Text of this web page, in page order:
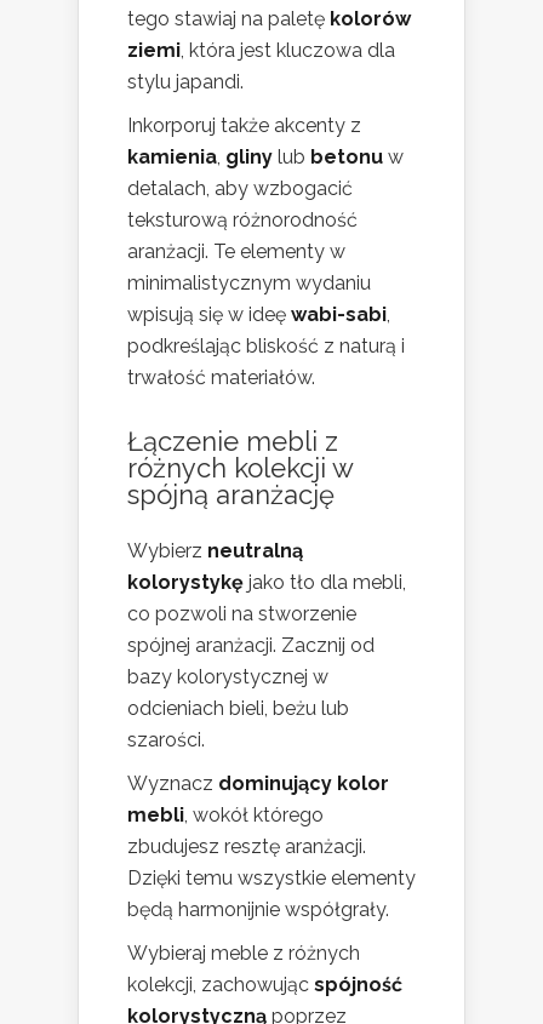
tego stawiaj na paletę kolorów
ziemi, która jest kluczowa dla
stylu japandi.
Inkorporuj także akcenty z
kamienia, gliny lub betonu w
detalach, aby wzbogacić
teksturową różnorodność
aranżacji. Te elementy w
minimalistycznym wydaniu
wpisują się w ideę wabi-sabi,
podkreślając bliskość z naturą i
trwałość materiałów.
Łączenie mebli z
różnych kolekcji w
spójną aranżację
Wybierz neutralną
kolorystykę jako tło dla mebli,
co pozwoli na stworzenie
spójnej aranżacji. Zacznij od
bazy kolorystycznej w
odcieniach bieli, beżu lub
szarości.
Wyznacz dominujący kolor
mebli, wokół którego
zbudujesz resztę aranżacji.
Dzięki temu wszystkie elementy
będą harmonijnie współgrały.
Wybieraj meble z różnych
kolekcji, zachowując spójność
kolorystyczną poprzez